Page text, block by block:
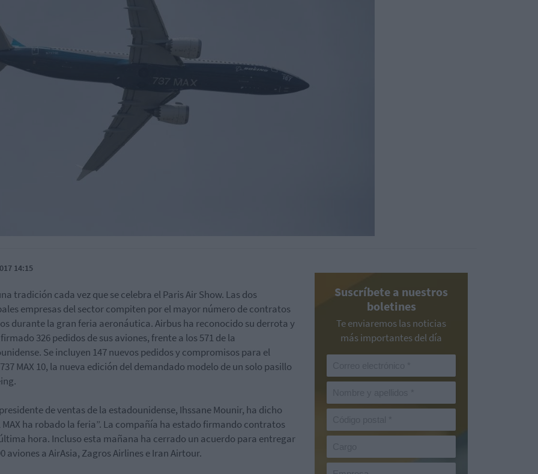
14:15
tradición cada vez que se celebra el Paris Air Show. Las dos
empresas del sector compiten por el mayor número de contratos
durante la gran feria aeronáutica. Airbus ha reconocido su derrota y
326 pedidos de sus aviones, frente a los 571 de la
Se incluyen 147 nuevos pedidos y compromisos para el
MAX 10, la nueva edición del demandado modelo de un solo pasillo
de ventas de la estadounidense, Ihssane Mounir, ha dicho
MAX ha robado la feria”. La compañía ha estado firmando contratos
hora. Incluso esta mañana ha cerrado un acuerdo para entregar
aviones a AirAsia, Zagros Airlines e Iran Airtour.
Suscríbete a nuestros
boletines
Te enviaremos las noticias
más importantes del día